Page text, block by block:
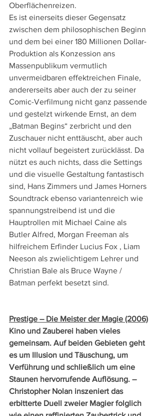
Oberflächenreizen.
Es ist einerseits dieser Gegensatz
zwischen dem philosophischen Beginn
und dem bei einer 180 Millionen Dollar-
Produktion als Konzession ans
Massenpublikum vermutlich
unvermeidbaren effektreichen Finale,
andererseits aber auch der zu seiner
Comic-Verfilmung nicht ganz passende
und gestelzt wirkende Ernst, an dem
„Batman Begins“ zerbricht und den
Zuschauer nicht enttäuscht, aber auch
nicht vollauf begeistert zurücklässt. Da
nützt es auch nichts, dass die Settings
und die visuelle Gestaltung fantastisch
sind, Hans Zimmers und James Horners
Soundtrack ebenso variantenreich wie
spannungstreibend ist und die
Hauptrollen mit Michael Caine als
Butler Alfred, Morgan Freeman als
hilfreichem Erfinder Lucius Fox , Liam
Neeson als zwielichtigem Lehrer und
Christian Bale als Bruce Wayne /
Batman perfekt besetzt sind.
Prestige – Die Meister der Magie (2006)
Kino und Zauberei haben vieles
gemeinsam. Auf beiden Gebieten geht
es um Illusion und Täuschung, um
Verführung und schließlich um eine
Staunen hervorrufende Auflösung. –
Christopher Nolan inszeniert das
erbitterte Duell zweier Magier folglich